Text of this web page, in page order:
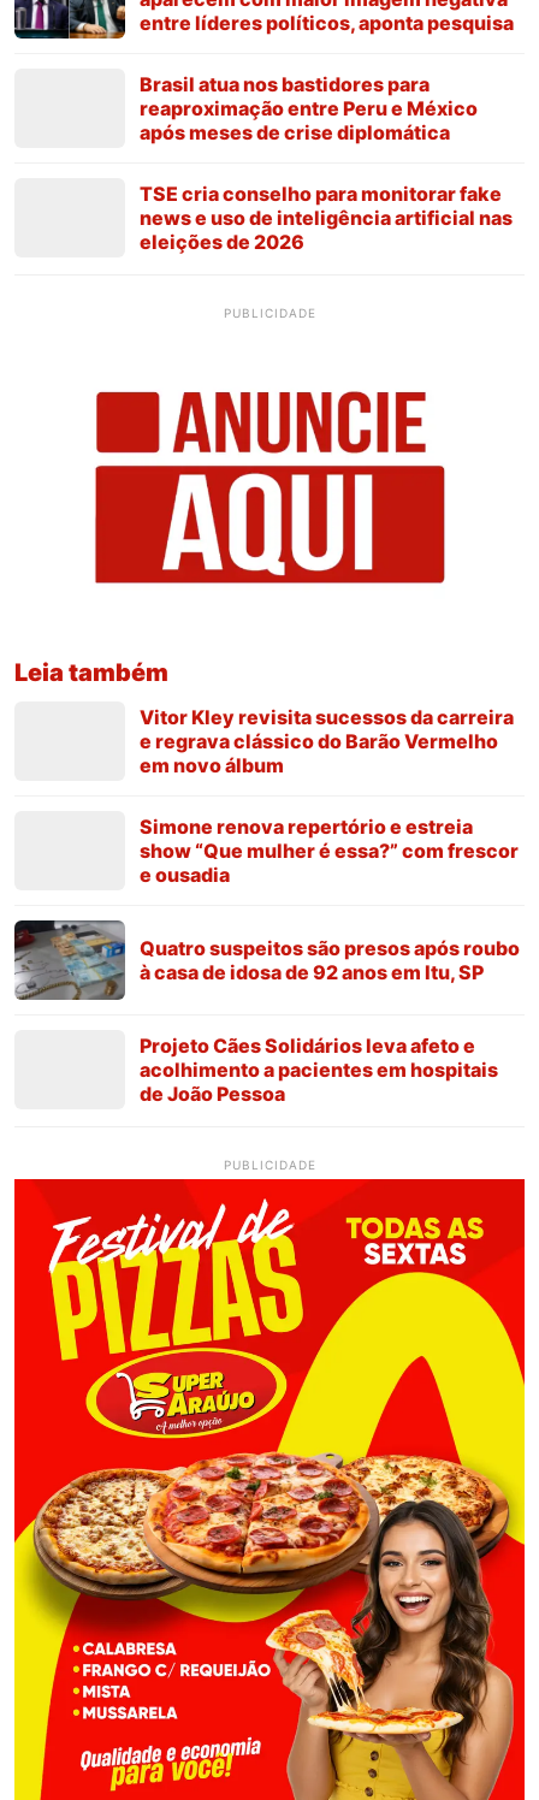
entre líderes políticos, aponta pesquisa
Brasil atua nos bastidores para
reaproximação entre Peru e México
após meses de crise diplomática
TSE cria conselho para monitorar fake
news e uso de inteligência artificial nas
eleições de 2026
PUBLICIDADE
Leia também
Vitor Kley revisita sucessos da carreira
e regrava clássico do Barão Vermelho
em novo álbum
Simone renova repertório e estreia
show “Que mulher é essa?” com frescor
e ousadia
Quatro suspeitos são presos após roubo
à casa de idosa de 92 anos em Itu, SP
Projeto Cães Solidários leva afeto e
acolhimento a pacientes em hospitais
de João Pessoa
PUBLICIDADE